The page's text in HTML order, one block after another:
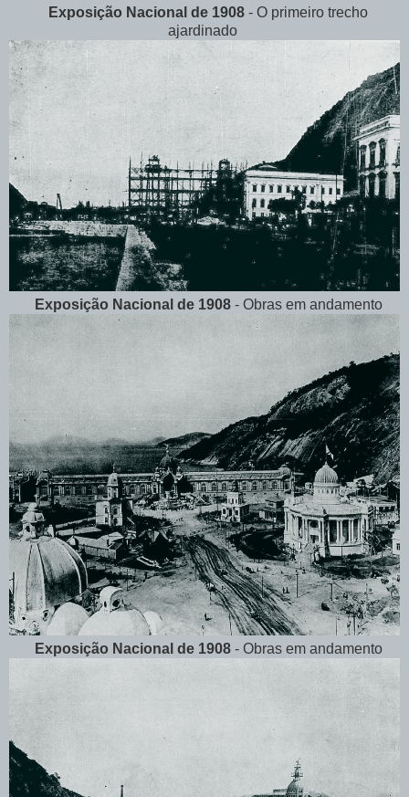
Exposição Nacional de 1908 - O primeiro trecho
ajardinado
Exposição Nacional de 1908 - Obras em andamento
Exposição Nacional de 1908 - Obras em andamento